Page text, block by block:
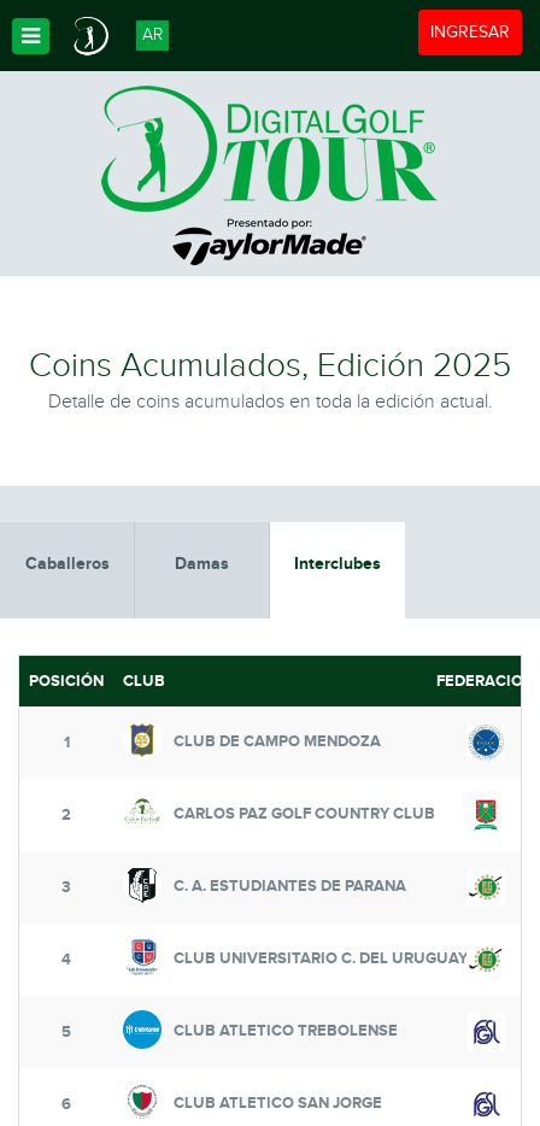
Toggle
INGRESAR
Toggle Dropdown
AR
Coins Acumulados, Edición 2025
Detalle de coins acumulados en toda la edición actual.
Caballeros Damas Interclubes
POSICIÓN CLUB FEDERACION
1 CLUB DE CAMPO MENDOZA
2 CARLOS PAZ GOLF COUNTRY CLUB
3 C. A. ESTUDIANTES DE PARANA
4 CLUB UNIVERSITARIO C. DEL URUGUAY
5 CLUB ATLETICO TREBOLENSE
6 CLUB ATLETICO SAN JORGE